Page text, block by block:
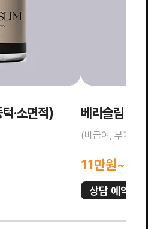
·소면적) 베리슬림
(비급여, 부가세
11만원~
상담 예약